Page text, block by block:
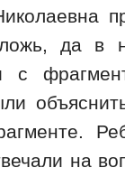
да в
с
на